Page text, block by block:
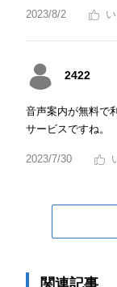
2023/8/2
2422
音声案内が無料で
サービスですね。
2023/7/30
関連記事